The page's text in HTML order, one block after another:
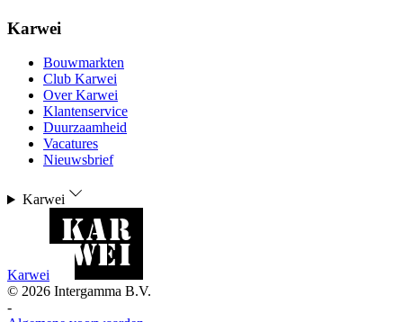
Karwei
Bouwmarkten
Club Karwei
Over Karwei
Klantenservice
Duurzaamheid
Vacatures
Nieuwsbrief
Karwei
Karwei
© 2026 Intergamma B.V.
-